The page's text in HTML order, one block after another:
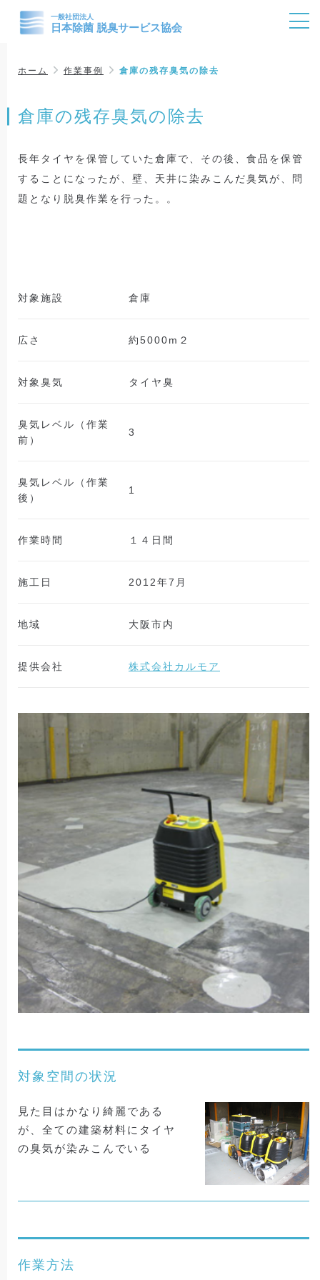
ホーム 作業事例 倉庫の残存臭気の除去
倉庫の残存臭気の除去
長年タイヤを保管していた倉庫で、その後、食品を保管
することになったが、壁、天井に染みこんだ臭気が、問
題となり脱臭作業を行った。。
対象施設 倉庫
広さ 約5000m２
対象臭気 タイヤ臭
臭気レベル（作業
前）
3
臭気レベル（作業
後）
1
作業時間 １４日間
施工日 2012年7月
地域 大阪市内
提供会社 株式会社カルモア
対象空間の状況
見た目はかなり綺麗である
が、全ての建築材料にタイヤ
の臭気が染みこんでいる
作業方法